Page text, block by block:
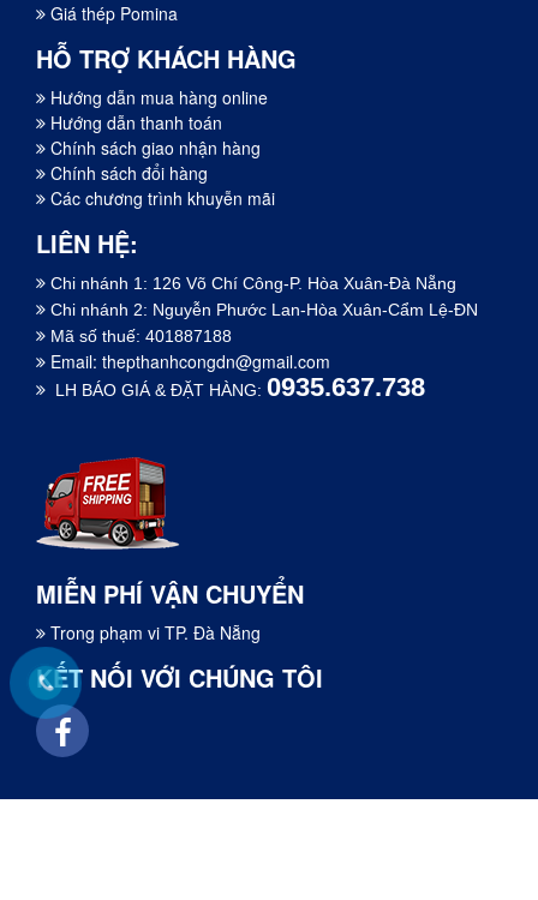
Giá thép Pomina
HỖ TRỢ KHÁCH HÀNG
Hướng dẫn mua hàng online
Hướng dẫn thanh toán
Chính sách giao nhận hàng
Chính sách đổi hàng
Các chương trình khuyễn mãi
LIÊN HỆ:
Chi nhánh 1: 126 Võ Chí Công-P. Hòa Xuân-Đà Nẵng
Chi nhánh 2: Nguyễn Phước Lan-Hòa Xuân-Cẩm Lệ-ĐN
Mã số thuế: 401887188
Email: thepthanhcongdn@gmail.com
LH BÁO GIÁ & ĐẶT HÀNG: 0935.637.738
MIỄN PHÍ VẬN CHUYỂN
Trong phạm vi TP. Đà Nẵng
KẾT NỐI VỚI CHÚNG TÔI